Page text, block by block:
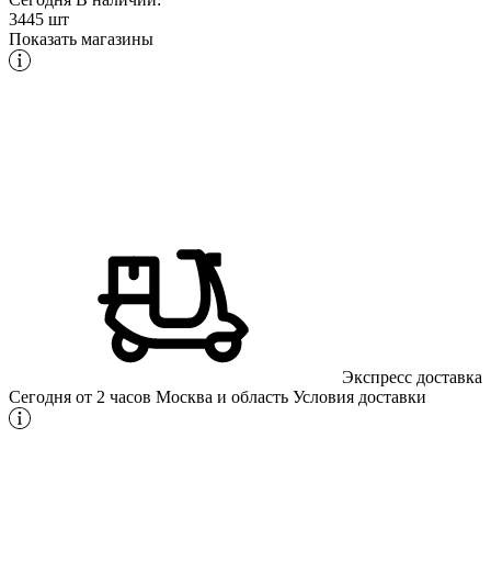
3445 шт
Показать магазины
Экспресс доставка
Сегодня от 2 часов Москва и область Условия доставки